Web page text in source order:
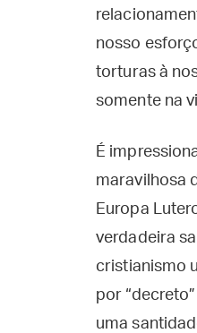
nosso
torturas à
somente na
É
maravilhosa
Europa
verdadeira
cristianismo
por
uma